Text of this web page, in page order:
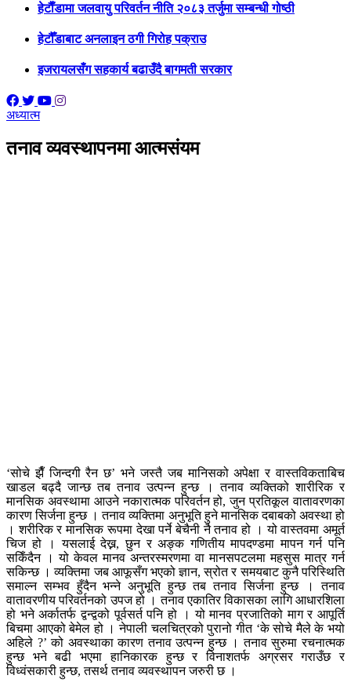
हेटाैँडामा जलवायु परिवर्तन नीति २०८३ तर्जुमा सम्बन्धी गोष्ठी
हेटौँडाबाट अनलाइन ठगी गिरोह पक्राउ
इजरायलसँग सहकार्य बढाउँदै बागमती सरकार
अध्यात्म
तनाव व्यवस्थापनमा आत्मसंयम
‘सोचे झैँ जिन्दगी रैन छ’ भने जस्तै जब मानिसको अपेक्षा र वास्तविकताबिच
खाडल बढ्दै जान्छ तब तनाव उत्पन्न हुन्छ । तनाव व्यक्तिको शारीरिक र
मानसिक अवस्थामा आउने नकारात्मक परिवर्तन हो, जुन प्रतिकूल वातावरणका
कारण सिर्जना हुन्छ । तनाव व्यक्तिमा अनुभूति हुने मानसिक दबाबको अवस्था हो
। शरीरिक र मानसिक रूपमा देखा पर्ने बेचैनी नै तनाव हो । यो वास्तवमा अमूर्त
चिज हो । यसलाई देख्न, छुन र अङ्क गणितीय मापदण्डमा मापन गर्न पनि
सकिँदैन । यो केवल मानव अन्तरस्मरणमा वा मानसपटलमा महसुस मात्र गर्न
सकिन्छ । व्यक्तिमा जब आफूसँग भएको ज्ञान, स्रोत र समयबाट कुनै परिस्थिति
समाल्न सम्भव हुँदैन भन्ने अनुभूति हुन्छ तब तनाव सिर्जना हुन्छ । तनाव
वातावरणीय परिवर्तनको उपज हो । तनाव एकातिर विकासका लागि आधारशिला
हो भने अर्कातर्फ द्वन्द्वको पूर्वसर्त पनि हो । यो मानव प्रजातिको माग र आपूर्ति
बिचमा आएको बेमेल हो । नेपाली चलचित्रको पुरानो गीत ‘के सोचे मैले के भयो
अहिले ?’ को अवस्थाका कारण तनाव उत्पन्न हुन्छ । तनाव सुरुमा रचनात्मक
हुन्छ भने बढी भएमा हानिकारक हुन्छ र विनाशतर्फ अग्रसर गराउँछ र
विध्वंसकारी हुन्छ, तसर्थ तनाव व्यवस्थापन जरुरी छ ।